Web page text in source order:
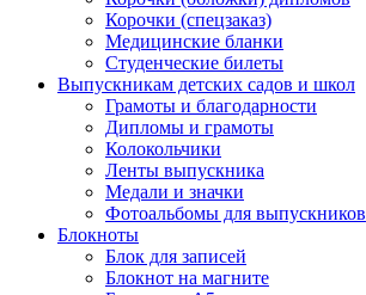
Корочки (спецзаказ)
Медицинские бланки
Студенческие билеты
Выпускникам детских садов и школ
Грамоты и благодарности
Дипломы и грамоты
Колокольчики
Ленты выпускника
Медали и значки
Фотоальбомы для выпускников
Блокноты
Блок для записей
Блокнот на магните